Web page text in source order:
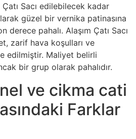
Sacı edilebilecek kadar
güzel bir vernika patinasına
derece pahalı. Alaşım Çatı Sacı
zarif hava koşulları ve
edilmiştir. Maliyet belirli
bir grup olarak pahalıdır.
ve cikma cati
Farklar